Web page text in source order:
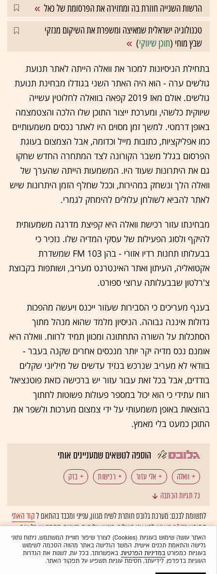
הרשות השנייה חוזרת בה ומחזירה את הפרסומת של כאל
טכנולוגיה ישראלית שמאיצה ומשפרת את השיקום מנזקי
שבץ מוחי (תוכן שיווקי)
בתחילת הניסיונות למכור את וואלה הייתה לאתר תנועת
גולשים ערה - הוא היה האתר השני בגודלו מבחינת תנועת
גולשים. אולם מאז 2019 קפאה בוואלה לחלוטין עשייה
שיווקית כלשהי, ומערכת ייצור התוכן שלו הלכה והצטמצמה
באופן דרמטי. למשך זמן מסוים היו לאתר נכסים משמעותיים
כמו אפליקציות, כתובות מייל וכדומה, אבל הצמצום בעוגת
הפרסום בגלל משבר הקורונה לצד המתחרה החדש שחקו
גם את היתרונות שעוד היו. המשמעות הייתה שהערך של
וואלה הלך ונשחק במהירות, וככל שחלף הזמן היתרונות שיש
לאתר להביא לשולחן עלולים להימחק לגמרי.
מבחינתו עזור רכישת וואלה היא קפיצת מדרגה משמעותית
להיקף ולסוג הפעילות של עסקי המדיה שלו. נזכיר כי
בבעלותו תחנות רדיו אזורי - בהן 103 FM שמשדרת
אקטואליה, העיתון ואתר האינטרנט מעריב, ושותפות בקבוצת
צ'רלטון שבבעלותה ערוצי ספורט.
בענף מעריכים כי הסבירות שעזור ייכנס ויעשה מהפכות
גדולות איננה גבוהה. הניסיון מלמד שהוא מנהל מתוך
הסתכלות על השורה התחתונה ומכוון תמיד לרווח. וואלה היא
אומנם נכס מדיה יקר יותר מנכסים אחרים שקנה בעבר -
בוודאי לא מעריב שנרכש בנזיד עדשים של מיליוני שקלים
בודדים, אבל בכל זאת עבור עזור יש ברכישה כזאת פוטנציאל
רווח עתידי כי הוא יכול במספר פעולות פשוטות לחתוך
בהוצאות באופן משמעותי על ידי צמצום מערכות ולשפר את
התוכן כמעט בלי מאמץ.
הוספה לנושאים שמעניינים אותי
וואלה אלי עזור רכישות
בזק
כל תגיות הכתבה
לתשומת לבכם: מערכת גלובס חותרת לשיח מגוון, ענייני ומכבד בהתאם לקוד האתי
המופיעבדו"ח האמוןלפיו אנו פועלים. ביטויי אלימות, גזענות, הסתה או כל שיח
בלתי הולם אחר מסוננים בצורהאוטומטיתולא יפורסמו באתר.
האתר עושה שימוש בעוגיות (Cookies) לצורך שיפור חוויית המשתמש, ניתוח נתוני
גלישה והתאמת תכנים אישית. המשך הגלישה באתר מהווה הסכמה לשימוש
בעוגיות כמפורטבמדיניות הפרטיות. באפשרותך, בכל עת, לשנות את הגדרות
העוגיות בדפדפן. לידיעתך, חסימת עוגיות תשפיע על תפקוד האתר.